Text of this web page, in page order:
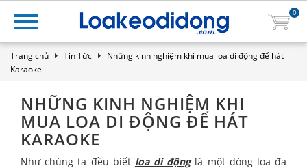
0
Trang chủ Tin Tức
Những kinh nghiệm khi mua loa di động để hát
Karaoke
NHỮNG KINH NGHIỆM KHI
MUA LOA DI ĐỘNG ĐỂ HÁT
KARAOKE
Như chúng ta đều biết loa di độnglà một dòng loa đa